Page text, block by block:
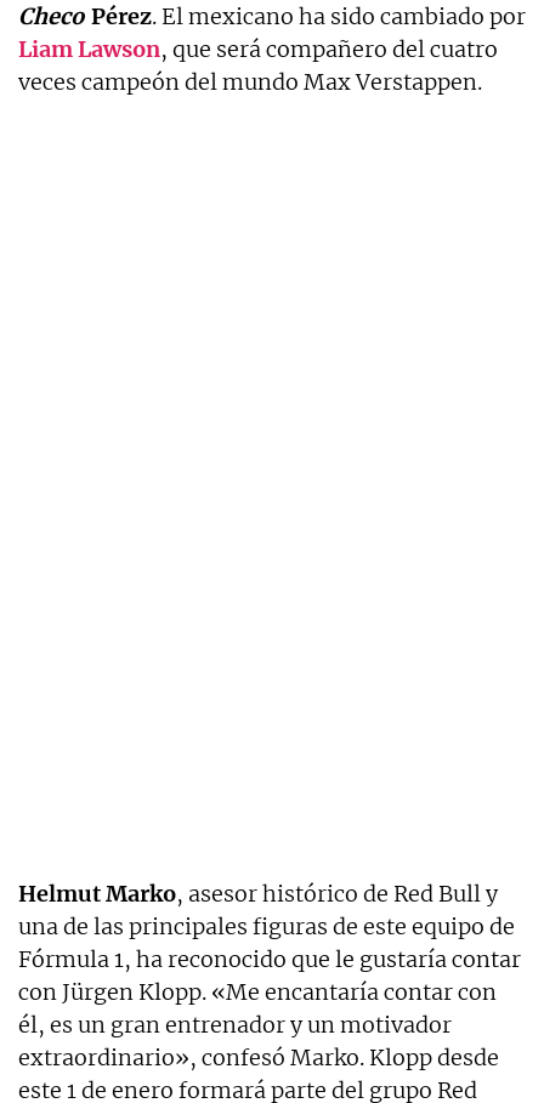
Checo Pérez. El mexicano ha sido cambiado por
Liam Lawson, que será compañero del cuatro
veces campeón del mundo Max Verstappen.
Helmut Marko, asesor histórico de Red Bull y
una de las principales figuras de este equipo de
Fórmula 1, ha reconocido que le gustaría contar
con Jürgen Klopp. «Me encantaría contar con
él, es un gran entrenador y un motivador
extraordinario», confesó Marko. Klopp desde
este 1 de enero formará parte del grupo Red